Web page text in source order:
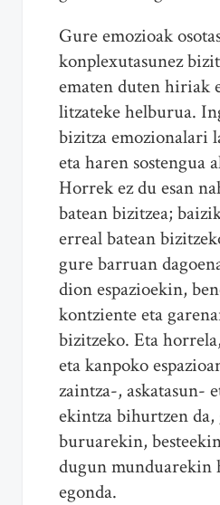
Gure emozioak
konplexutasunez
ematen duten hiriak
litzateke helburua.
bizitza emozionalari
eta haren sostengua
Horrek ez du esan
batean bizitzea;
erreal batean
gure barruan
dion espazioekin,
kontziente eta
bizitzeko. Eta
eta kanpoko
zaintza-, askatasun-
ekintza bihurtzen da,
buruarekin,
dugun munduarekin
egonda.